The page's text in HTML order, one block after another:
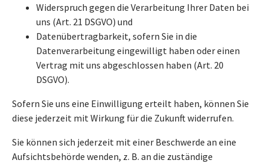
Widerspruch gegen die Verarbeitung Ihrer Daten bei
uns (Art. 21 DSGVO) und
Datenübertragbarkeit, sofern Sie in die
Datenverarbeitung eingewilligt haben oder einen
Vertrag mit uns abgeschlossen haben (Art. 20
DSGVO).
Sofern Sie uns eine Einwilligung erteilt haben, können Sie
diese jederzeit mit Wirkung für die Zukunft widerrufen.
Sie können sich jederzeit mit einer Beschwerde an eine
Aufsichtsbehörde wenden, z. B. an die zuständige